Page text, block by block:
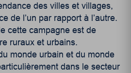
des villes et villages,
de l’un par rapport à l’autre.
cette campagne est de
ruraux et urbains.
monde urbain et du monde
dans le secteur